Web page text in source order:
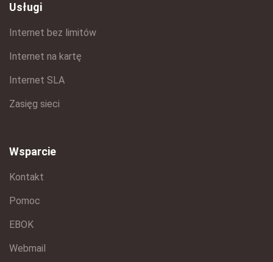
Usługi
Internet bez limitów
Internet na kartę
Internet SLA
Zasięg sieci
Wsparcie
Kontakt
Pomoc
EBOK
Webmail